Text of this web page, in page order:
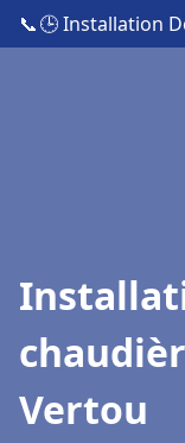
📞🕒 Installation
Vertou